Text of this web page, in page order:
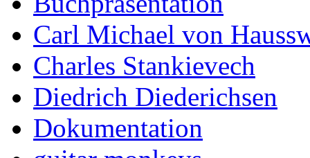
Carl Michael von
Charles Stankievech
Diedrich Diederichsen
Dokumentation